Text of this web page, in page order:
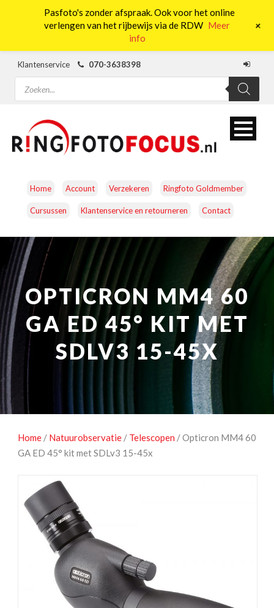
Klantenservice
070-3638398
Producten
zoeken
Home Account Verzekeren Ringfoto Goldmember
Cursussen Klantenservice en retourneren Contact
CAMERA’S OBJECTIEVEN ACCESSOIRES
NATUUROBSERVATIE MEDIA EN ENERGIE
STUDIOFOTOGRAFIE OCCASIONS
OPTICRON MM4 60
GA ED 45° KIT MET
SDLV3 15-45X
Home / Natuurobservatie / Telescopen / Opticron MM4 60
GA ED 45° kit met SDLv3 15-45x
Pasfoto's zonder afspraak. Ook voor het online
verlengen van het rijbewijs via de RDW Meer
info
+